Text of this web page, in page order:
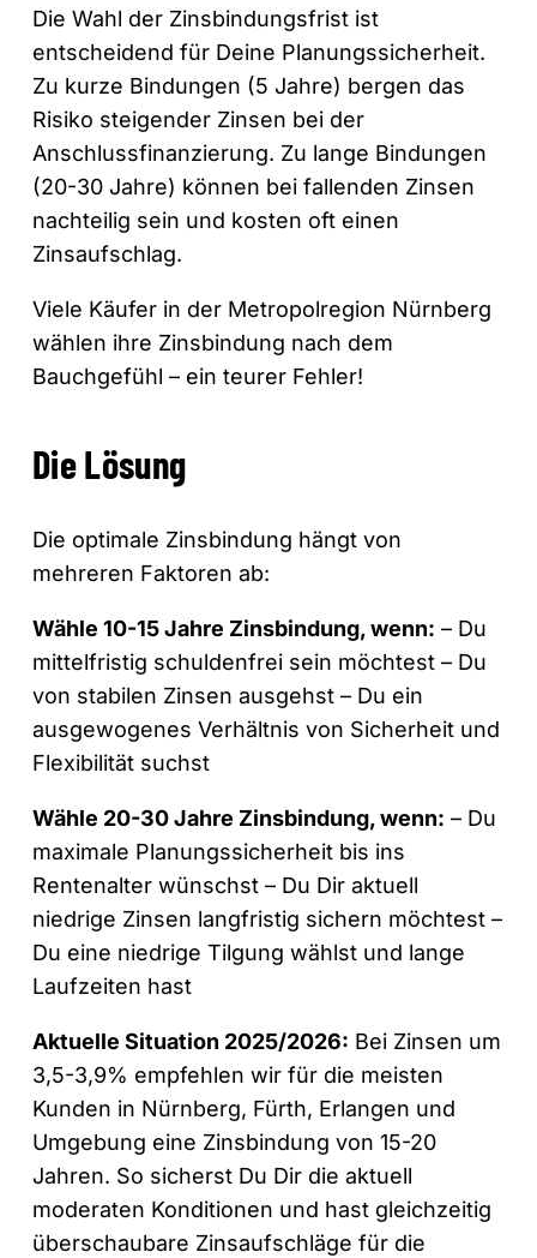
Die Wahl der Zinsbindungsfrist ist
entscheidend für Deine Planungssicherheit.
Zu kurze Bindungen (5 Jahre) bergen das
Risiko steigender Zinsen bei der
Anschlussfinanzierung. Zu lange Bindungen
(20-30 Jahre) können bei fallenden Zinsen
nachteilig sein und kosten oft einen
Zinsaufschlag.
Viele Käufer in der Metropolregion Nürnberg
wählen ihre Zinsbindung nach dem
Bauchgefühl – ein teurer Fehler!
Die Lösung
Die optimale Zinsbindung hängt von
mehreren Faktoren ab:
Wähle 10-15 Jahre Zinsbindung, wenn: – Du
mittelfristig schuldenfrei sein möchtest – Du
von stabilen Zinsen ausgehst – Du ein
ausgewogenes Verhältnis von Sicherheit und
Flexibilität suchst
Wähle 20-30 Jahre Zinsbindung, wenn: – Du
maximale Planungssicherheit bis ins
Rentenalter wünschst – Du Dir aktuell
niedrige Zinsen langfristig sichern möchtest –
Du eine niedrige Tilgung wählst und lange
Laufzeiten hast
Aktuelle Situation 2025/2026: Bei Zinsen um
3,5-3,9% empfehlen wir für die meisten
Kunden in Nürnberg, Fürth, Erlangen und
Umgebung eine Zinsbindung von 15-20
Jahren. So sicherst Du Dir die aktuell
moderaten Konditionen und hast gleichzeitig
überschaubare Zinsaufschläge für die